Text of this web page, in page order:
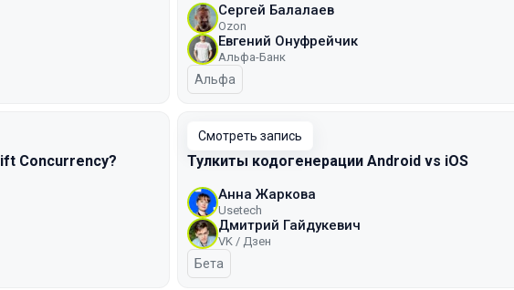
Сергей Балалаев
Ozon
Евгений Онуфрейчик
Альфа-Банк
Альфа
Concurrency?
Смотреть запись
Тулкиты кодогенерации Android vs iOS
Анна Жаркова
Usetech
Дмитрий Гайдукевич
VK / Дзен
Бета